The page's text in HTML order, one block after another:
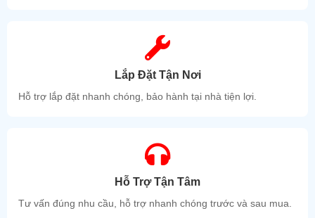
Lắp Đặt Tận Nơi
Hỗ trợ lắp đặt nhanh chóng, bảo hành tại nhà tiện lợi.
Hỗ Trợ Tận Tâm
Tư vấn đúng nhu cầu, hỗ trợ nhanh chóng trước và sau mua.